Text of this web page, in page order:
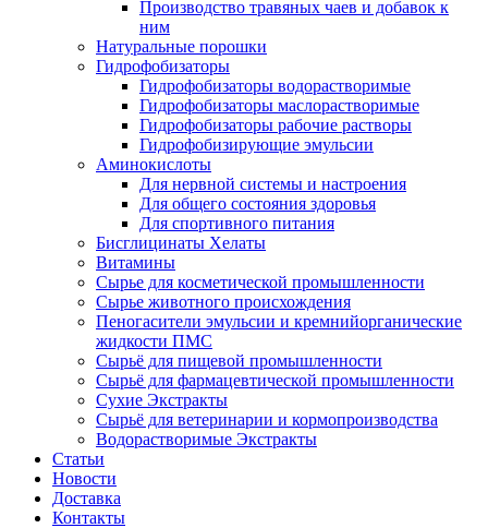
Производство травяных чаев и добавок к
ним
Натуральные порошки
Гидрофобизаторы
Гидрофобизаторы водорастворимые
Гидрофобизаторы маслорастворимые
Гидрофобизаторы рабочие растворы
Гидрофобизирующие эмульсии
Аминокислоты
Для нервной системы и настроения
Для общего состояния здоровья
Для спортивного питания
Бисглицинаты Хелаты
Витамины
Сырье для косметической промышленности
Сырье животного происхождения
Пеногасители эмульсии и кремнийорганические
жидкости ПМС
Сырьё для пищевой промышленности
Сырьё для фармацевтической промышленности
Сухие Экстракты
Сырьё для ветеринарии и кормопроизводства
Водорастворимые Экстракты
Статьи
Новости
Доставка
Контакты